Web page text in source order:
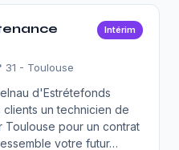
Intérim
31 - Toulouse
d'Estrétefonds
un technicien de
Toulouse pour un contrat
votre futur…